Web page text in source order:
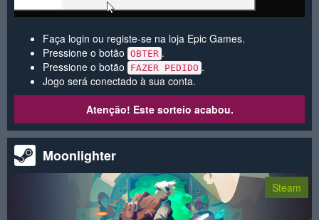
Faça login ou registe-se na loja Epic Games.
Pressione o botão OBTER .
Pressione o botão
FAZER PEDIDO .
Jogo será conectado à sua conta.
Atenção! Este sorteio acabou.
Moonlighter
Steam